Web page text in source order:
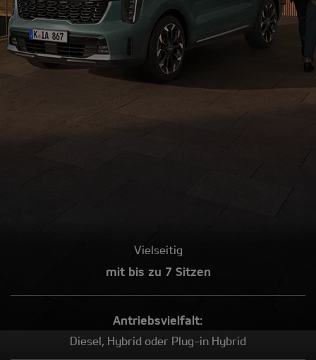
Vielseitig
mit bis zu 7 Sitzen
Antriebs­vielfalt:
Diesel, Hybrid oder Plug-in Hybrid